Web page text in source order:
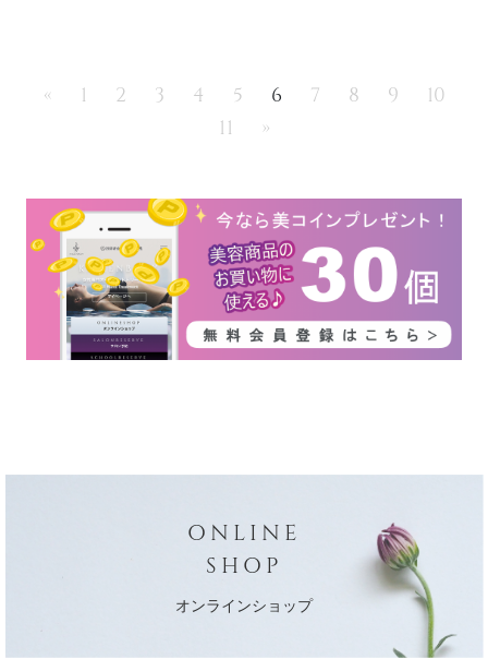
« 1 2 3 4 5 6 7 8 9
10
11
»
ONLINE
SHOP
オンラインショップ